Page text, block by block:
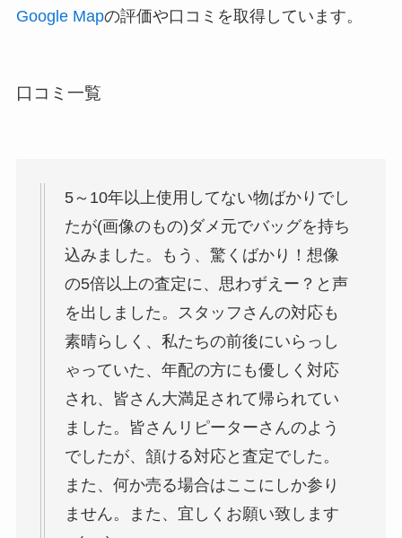
Google Mapの評価や口コミを取得しています。
口コミ一覧
5～10年以上使用してない物ばかりでし
たが(画像のもの)ダメ元でバッグを持ち
込みました。もう、驚くばかり！想像
の5倍以上の査定に、思わずえー？と声
を出しました。スタッフさんの対応も
素晴らしく、私たちの前後にいらっし
ゃっていた、年配の方にも優しく対応
され、皆さん大満足されて帰られてい
ました。皆さんリピーターさんのよう
でしたが、頷ける対応と査定でした。
また、何か売る場合はここにしか参り
ません。また、宜しくお願い致します